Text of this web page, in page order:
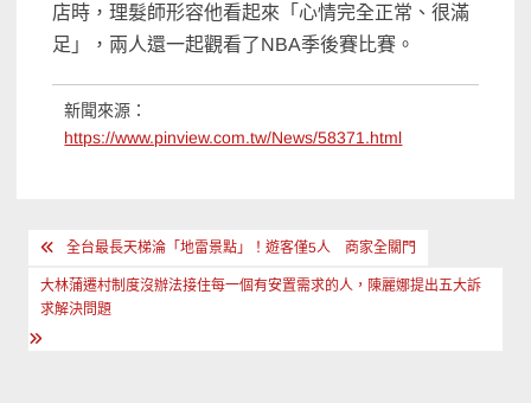
店時，理髮師形容他看起來「心情完全正常、很滿
足」，兩人還一起觀看了NBA季後賽比賽。
新聞來源：
https://www.pinview.com.tw/News/58371.html
文
章
導
全台最長天梯淪「地雷景點」！遊客僅5人 商家全關門
大林蒲遷村制度沒辦法接住每一個有安置需求的人，陳麗娜提出五大訴
求解決問題